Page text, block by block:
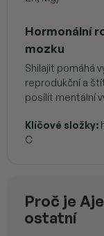
Hormonální
mozku
Shilajit pomáhá
reprodukční a
posílit mentální
Klíčové složky:
C
Proč je
ostatní